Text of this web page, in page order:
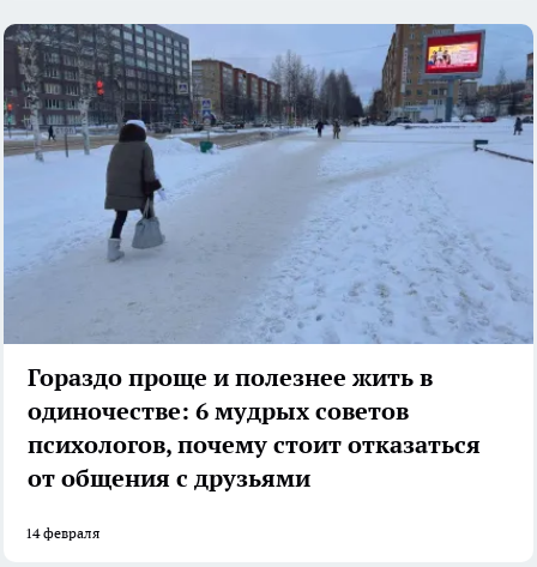
Гораздо проще и полезнее жить в
одиночестве: 6 мудрых советов
психологов, почему стоит отказаться
от общения с друзьями
14 февраля